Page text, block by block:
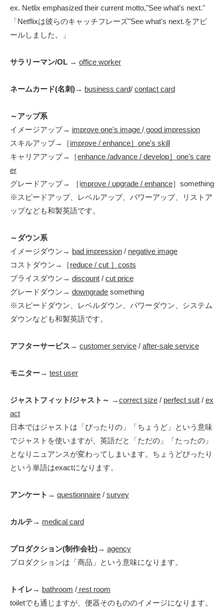
ex. Netlix emphasized their current motto,"See what's next."
「Netflixは彼らのキャッチフレーズ"See what's next.をアピ
ールしました。」
サラリーマン/OL → office worker
ネームカード(名刺)→ business card/ contact card
～アップ系
イメージアップ→ improve one's image / good impression
スキルアップ→［improve / enhance］one's skill
キャリアアップ→［enhance /advance / develop］one's care
er
グレードアップ→ ［improve / upgrade / enhance］something
※スピードアップ、レベルアップ、パワーアップ、リストア
ップなども和製英語です。
～ダウン系
イメージダウン→ bad impression / negative image
コストダウン→［reduce / cut ］costs
プライスダウン→ discount / cut price
グレードダウン→ downgrade something
※スピードダウン、レベルダウン、パワーダウン、システム
ダウンなども和製英語です。
アフターサービス → customer service / after-sale service
モニター→ test user
ジャストフィット/ジャスト～ →correct size / perfect suit / ex
act
日本ではジャストは「ぴったりの」「ちょうど」という意味
でジャストを使いますが、英語だと「ただの」「たったの」
となりニュアンスが変わってしまいます。ちょうどぴったり
という単語はexactになります。
アンケート → questionnaire / survey
カルテ→ medical card
プロダクション(制作会社)→ agency
プロダクションは「商品」という意味になります。
トイレ → bathroom / rest room
toiletでも通じますが、便器そのもののイメージになります。